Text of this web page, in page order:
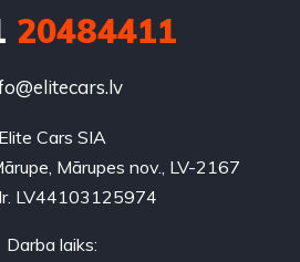
20484411
Elite Cars SIA
Mārupes nov., LV-2167
LV44103125974
Darba laiks: